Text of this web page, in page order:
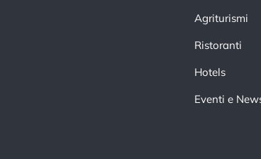
Agriturismi
Ristoranti
Hotels
Eventi e